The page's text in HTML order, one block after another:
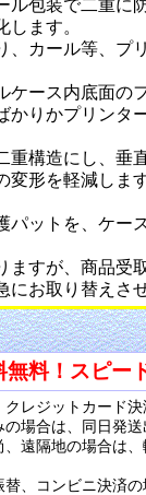
ル包装で二重に
ます。
カール等、プ
ケース内底面
りかプリンタ
重構造にし、垂
変形を軽減しま
パットを、ケー
ますが、商品受
にお取り替えさ
無料！スピ
クレジットカード
の場合は、同日発
、遠隔地の場合は
替、コンビニ決済